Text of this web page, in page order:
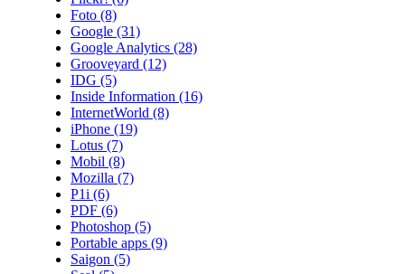
Foto (8)
Google (31)
Google Analytics (28)
Grooveyard (12)
IDG (5)
Inside Information (16)
InternetWorld (8)
iPhone (19)
Lotus (7)
Mobil (8)
Mozilla (7)
P1i (6)
PDF (6)
Photoshop (5)
Portable apps (9)
Saigon (5)